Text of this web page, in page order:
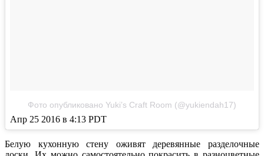
Фото опубликовано Yuki’s Craft Room (@yukiendah17)
Апр 25 2016 в 4:13 PDT
Белую кухонную стену оживят деревянные разделочные